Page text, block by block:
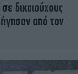
δικαιούχους
από τον